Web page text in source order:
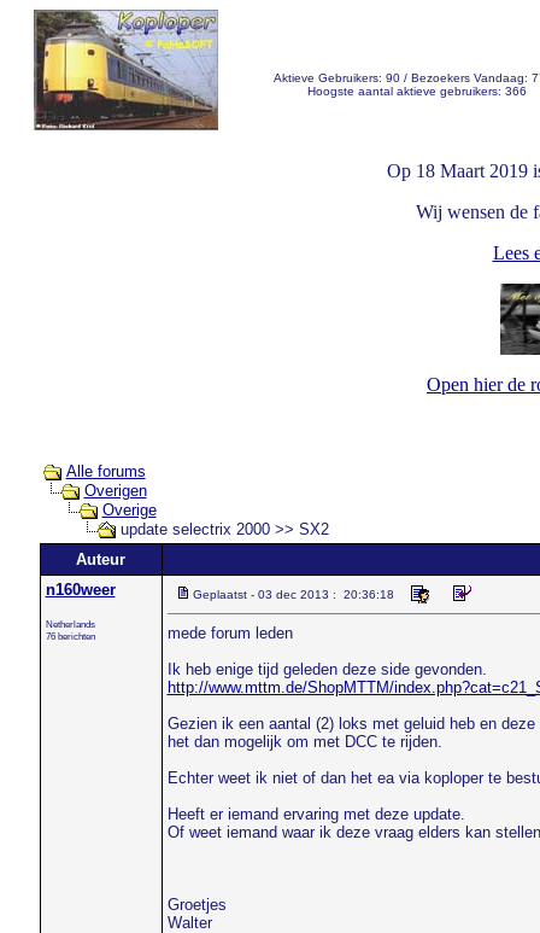
Aktieve Gebruikers: 90 / Bezoekers Vandaag:
Hoogste aantal aktieve gebruikers: 366
Op 18 Maart 2019
Wij wensen de
Lees
Open hier de
Alle forums
Overigen
Overige
update selectrix 2000 >> SX2
Auteur
n160weer
Netherlands
76 berichten
Geplaatst - 03 dec 2013 : 20:36:18
mede forum leden
Ik heb enige tijd geleden deze side gevonden.
http://www.mttm.de/ShopMTTM/
Gezien ik een aantal (2) loks met geluid heb en
het dan mogelijk om met DCC te rijden.
Echter weet ik niet of dan het ea via koploper te
Heeft er iemand ervaring met deze update.
Of weet iemand waar ik deze vraag elders kan
Groetjes
Walter